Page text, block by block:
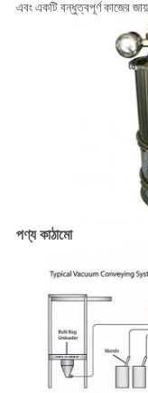
এবং একটি বন্ধুত্বপূর্ণ কাজের
পণ্য কাঠামো